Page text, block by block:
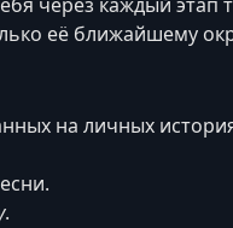
её ближайшему
на личных
.